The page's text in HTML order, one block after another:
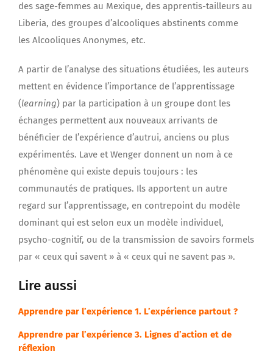
des sage-femmes au Mexique, des apprentis-tailleurs au
Liberia, des groupes d’alcooliques abstinents comme
les Alcooliques Anonymes, etc.
A partir de l’analyse des situations étudiées, les auteurs
mettent en évidence l’importance de l’apprentissage
(learning) par la participation à un groupe dont les
échanges permettent aux nouveaux arrivants de
bénéficier de l’expérience d’autrui, anciens ou plus
expérimentés. Lave et Wenger donnent un nom à ce
phénomène qui existe depuis toujours : les
communautés de pratiques. Ils apportent un autre
regard sur l’apprentissage, en contrepoint du modèle
dominant qui est selon eux un modèle individuel,
psycho-cognitif, ou de la transmission de savoirs formels
par « ceux qui savent » à « ceux qui ne savent pas ».
Lire aussi
Apprendre par l’expérience 1. L’expérience partout ?
Apprendre par l’expérience 3. Lignes d’action et de
réflexion